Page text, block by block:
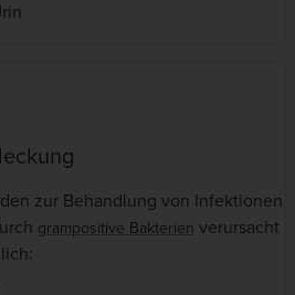
zur Behandlung von Infektionen
grampositive Bakterien verursacht